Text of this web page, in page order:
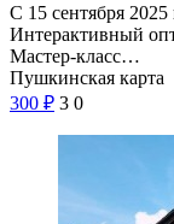
С 15 сентября 2025
Интерактивный
Мастер-класс…
Пушкинская карта
300 ₽ 3 0